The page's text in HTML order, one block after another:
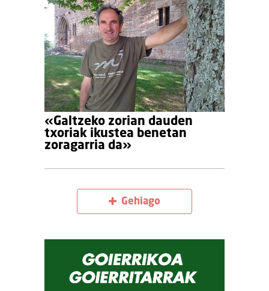
«Galtzeko zorian dauden
txoriak ikustea benetan
zoragarria da»
Gehiago